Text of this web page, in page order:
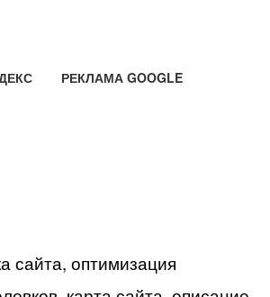
РЕКЛАМА GOOGLE
сайта, оптимизация